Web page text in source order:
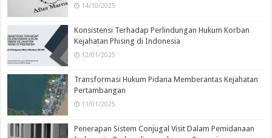
14/10/2025
Konsistensi Terhadap Perlindungan Hukum Korban
Kejahatan Phising di Indonesia
12/01/2025
Transformasi Hukum Pidana Memberantas Kejahatan
Pertambangan
11/01/2025
Penerapan Sistem Conjugal Visit Dalam Pemidanaan